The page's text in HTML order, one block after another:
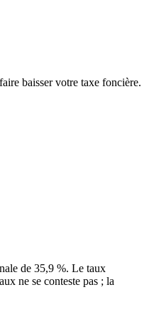
baisser votre taxe foncière.
de 35,9 %. Le taux
ne se conteste pas ; la